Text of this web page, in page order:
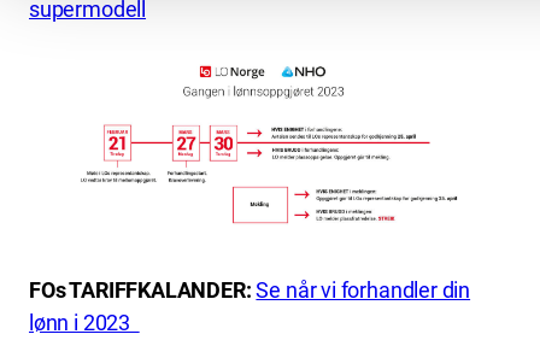
supermodell
FOs TARIFFKALANDER:Se når vi forhandler din
lønn i 2023